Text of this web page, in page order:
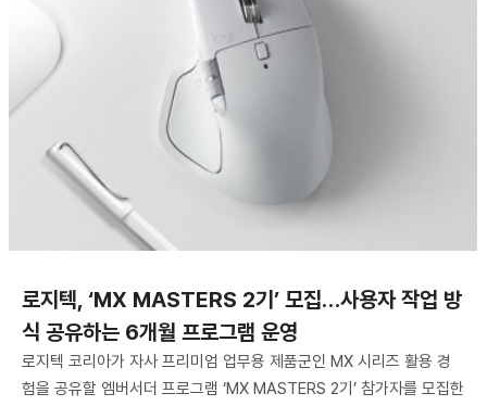
로지텍, ‘MX MASTERS 2기’ 모집…사용자 작업 방
식 공유하는 6개월 프로그램 운영
로지텍 코리아가 자사 프리미엄 업무용 제품군인 MX 시리즈 활용 경
험을 공유할 엠버서더 프로그램 ‘MX MASTERS 2기’ 참가자를 모집한